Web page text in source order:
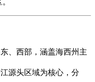
、西部，涵盖海西州主
源头区域为核心，分